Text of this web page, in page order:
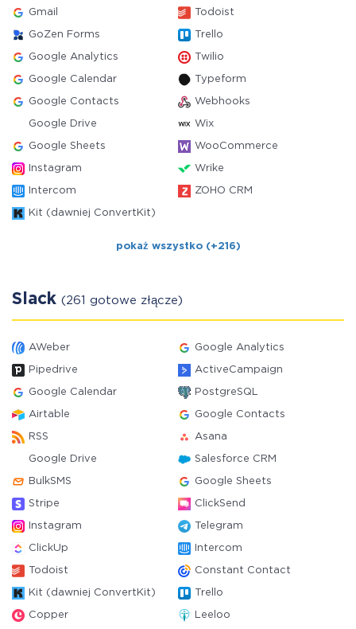
Gmail Todoist
GoZen Forms Trello
Google Analytics Twilio
Google Calendar Typeform
Google Contacts Webhooks
Google Drive Wix
Google Sheets WooCommerce
Instagram Wrike
Intercom ZOHO CRM
Kit (dawniej ConvertKit)
pokaż wszystko (+216)
Slack (261 gotowe złącze)
AWeber Google Analytics
Pipedrive ActiveCampaign
Google Calendar PostgreSQL
Airtable Google Contacts
RSS Asana
Google Drive Salesforce CRM
BulkSMS Google Sheets
Stripe ClickSend
Instagram Telegram
ClickUp Intercom
Todoist Constant Contact
Kit (dawniej ConvertKit) Trello
Copper Leeloo